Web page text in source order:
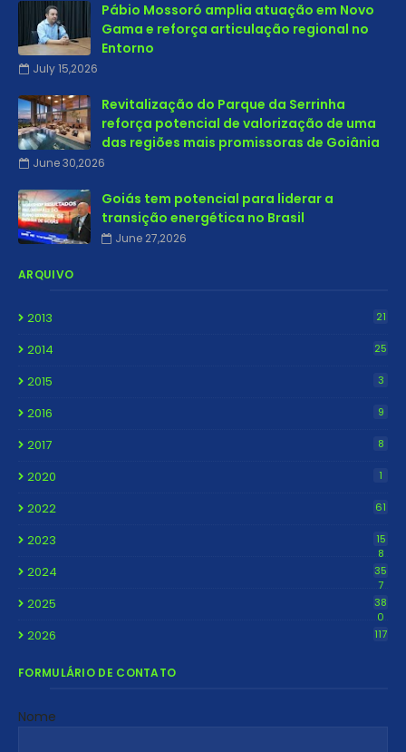
Pábio Mossoró amplia atuação em Novo
Gama e reforça articulação regional no
Entorno
July 15,2026
Revitalização do Parque da Serrinha
reforça potencial de valorização de uma
das regiões mais promissoras de Goiânia
June 30,2026
Goiás tem potencial para liderar a
transição energética no Brasil
June 27,2026
ARQUIVO
2013 21
2014 25
2015 3
2016 9
2017 8
2020 1
2022 61
2023
15
8
2024
35
7
2025
38
0
2026 117
FORMULÁRIO DE CONTATO
Nome